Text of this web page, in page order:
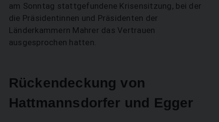
am Sonntag stattgefundene Krisensitzung, bei der
die Präsidentinnen und Präsidenten der
Länderkammern Mahrer das Vertrauen
ausgesprochen hatten.
Rückendeckung von
Hattmannsdorfer und Egger